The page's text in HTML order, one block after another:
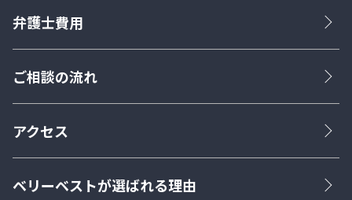
弁護士費用
ご相談の流れ
アクセス
ベリーベストが選ばれる理由